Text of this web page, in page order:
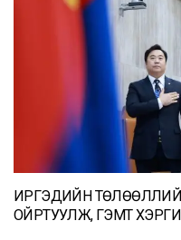
ИРГЭДИЙН
ОЙРТУУЛЖ, ГЭМТ